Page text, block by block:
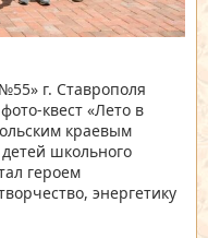
г. Ставрополя
квест «Лето в
краевым
школьного
героем
энергетику